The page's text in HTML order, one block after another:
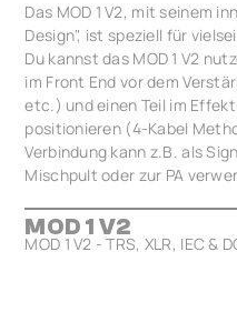
Das MOD 1 V2, mit seinem
Design", ist speziell für
Du kannst das MOD 1 V2
im Front End vor dem
etc.) und einen Teil im
positionieren (4-Kabel
Verbindung kann z.B. als
Mischpult oder zur PA
MOD 1 V2
MOD 1 V2 - TRS, XLR, IEC &